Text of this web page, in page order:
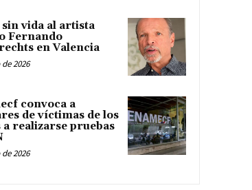
vida al artista
Fernando
en Valencia
2026
convoca a
de víctimas de los
a realizarse pruebas
2026